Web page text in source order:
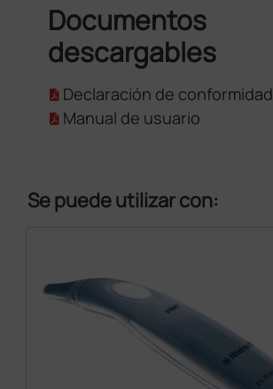
Documentos
descargables
Declaración de conformidad
Manual de usuario
Se puede utilizar con: